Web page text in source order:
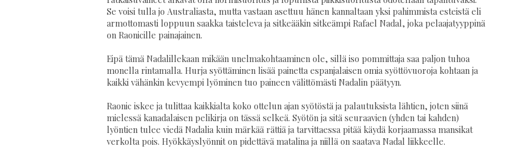
Se voisi tulla jo Australiasta, mutta vastaan asettuu hänen kannaltaan yksi pahimmista esteistä eli
armottomasti loppuun saakka taisteleva ja sitkeääkin sitkeämpi Rafael Nadal, joka pelaajatyyppinä
on Raonicille painajainen.
Eipä tämä Nadalillekaan mikään unelmakohtaaminen ole, sillä iso pommittaja saa paljon tuhoa
monella rintamalla. Hurja syöttäminen lisää painetta espanjalaisen omia syöttövuoroja kohtaan ja
kaikki vähänkin kevyempi lyöminen tuo paineen välittömästi Nadalin päätyyn.
Raonic iskee ja tulittaa kaikkialta koko ottelun ajan syötöstä ja palautuksista lähtien, joten siinä
mielessä kanadalaisen pelikirja on tässä selkeä. Syötön ja sitä seuraavien (yhden tai kahden)
lyöntien tulee viedä Nadalia kuin märkää rättiä ja tarvittaessa pitää käydä korjaamassa mansikat
verkolta pois. Hyökkäyslyönnit on pidettävä matalina ja niillä on saatava Nadal liikkeelle.